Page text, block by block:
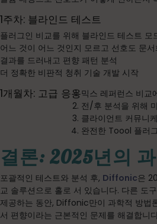
1주차: 블라인드 테스트
플러그인 비교를 위해 블라인드 테스트 모
어느 것이 어느 것인지 모르고 선호도 문
결과를 드러내고 편향 패턴 분석
더 정확한 비판적 청취 기술 개발 시작
1개월차: 고급 응용믹스 레퍼런스 비
전/후 분석을 위해
클라이언트 커뮤니
완전한 Toool 플러
결론: 2025년의
포괄적인 테스트와 분석 후, Diffonic은
교 솔루션으로 홀로 서 있습니다. 다른 도
제공하는 동안, Diffonic만이 과학적 방법
서 편향이라는 근본적인 문제를 해결합니